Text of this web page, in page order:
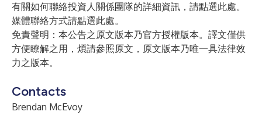
有關如何聯絡投資人關係團隊的詳細資訊，請點選此處。
媒體聯絡方式請點選此處。
免責聲明：本公告之原文版本乃官方授權版本。譯文僅供
方便瞭解之用，煩請參照原文，原文版本乃唯一具法律效
力之版本。
Contacts
Brendan McEvoy